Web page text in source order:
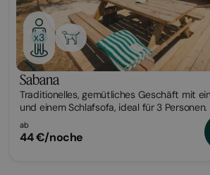
x3
Sabana
Traditionelles, gemütliches Geschäft mit
und einem Schlafsofa, ideal für 3 Personen.
ab
44 €/noche